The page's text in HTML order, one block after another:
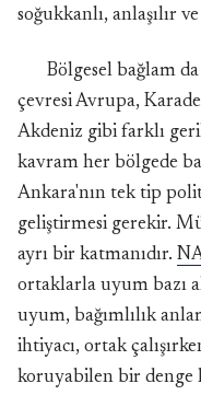
soğukkanlı, anlaşılır
Bölgesel bağlam
çevresi Avrupa,
Akdeniz gibi farklı
kavram her bölgede
Ankara'nın tek tip
geliştirmesi gerekir.
ayrı bir katmanıdır.
ortaklarla uyum bazı
uyum, bağımlılık
ihtiyacı, ortak
koruyabilen bir denge